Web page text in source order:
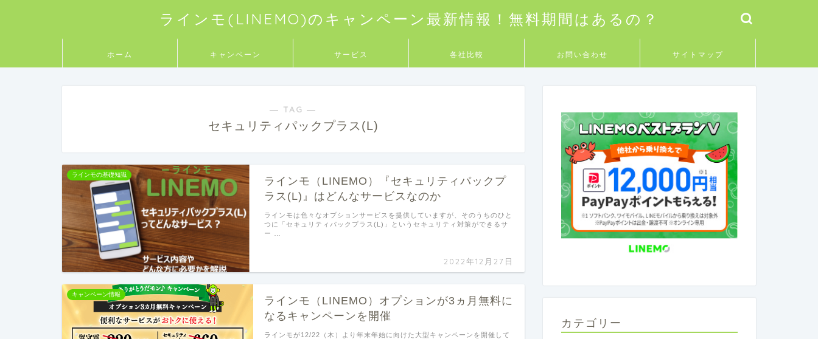
ラインモ(LINEMO)のキャンペーン最新情報！無料期間はあるの？
ホーム キャンペーン サービス 各社比較 お問い合わせ サイトマップ
― TAG ―
セキュリティパックプラス(L)
ラインモの基礎知識
ラインモ（LINEMO）『セキュリティパックプ
ラス(L)』はどんなサービスなのか
2022年12月27日
ラインモは色々なオプションサービスを提供していますが、そのうちのひと
つに「セキュリティパックプラス(L)」というセキュリティ対策ができるサ
ー …
キャンペーン情報
ラインモ（LINEMO）オプションが3ヵ月無料に
なるキャンペーンを開催
ラインモが12/22（木）より年末年始に向けた大型キャンペーンを開催して
カテゴリー